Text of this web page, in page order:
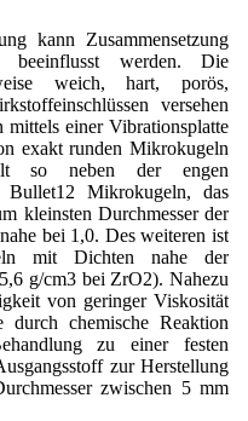
kann Zusammensetzung
werden. Die
weich, hart, porös,
versehen
einer Vibrationsplatte
exakt runden Mikrokugeln
so neben der engen
Mikrokugeln, das
kleinsten Durchmesser der
bei 1,0. Des weiteren ist
mit Dichten nahe der
g/cm3 bei ZrO2). Nahezu
von geringer Viskosität
chemische Reaktion
zu einer festen
zur Herstellung
zwischen 5 mm